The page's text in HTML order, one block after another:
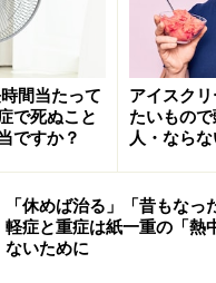
で胃腸不調？ 健康
冷え」
寝冷え」が体調不良の
も、冷気によって消
など機能性胃腸症が現
間当たって
で死ぬこと
ですか？
アイスク
たいもの
人・なら
「休めば治る」「昔もなっ
軽症と重症は紙一重の「熱
ないために